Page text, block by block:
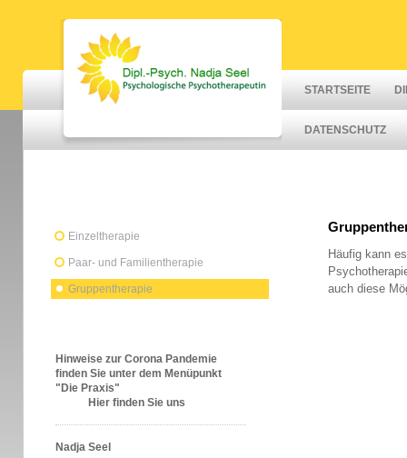
STARTSEITE
DATENSCHUTZ
Einzeltherapie
Paar- und Familientherapie
Gruppentherapie
Hinweise zur Corona Pandemie
finden Sie unter dem Menüpunkt
"Die Praxis"
Hier finden Sie uns
Nadja Seel
Häufig kann
auch diese